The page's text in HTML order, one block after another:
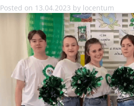
Posted on 13.04.2023 by locentum